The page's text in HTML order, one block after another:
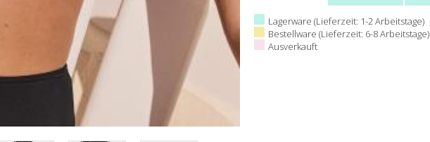
Lagerware (Lieferzeit: 1-2 Arbeitstage)
Bestellware (Lieferzeit: 6-8 Arbeitstage)
Ausverkauft